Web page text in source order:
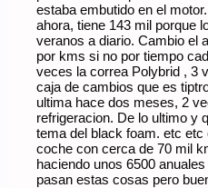
estaba embutido en el
ahora, tiene 143 mil porque
veranos a diario. Cambio el
por kms si no por tiempo
veces la correa Polybrid , 3
caja de cambios que es
ultima hace dos meses, 2
refrigeracion. De lo ultimo y
tema del black foam. etc etc
coche con cerca de 70 mil
haciendo unos 6500
pasan estas cosas pero